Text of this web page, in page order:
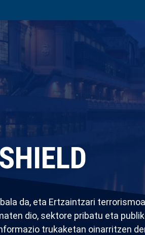
da, eta Ertzaintzari
dio, sektore pribatu eta
trukaketan oinarritzen